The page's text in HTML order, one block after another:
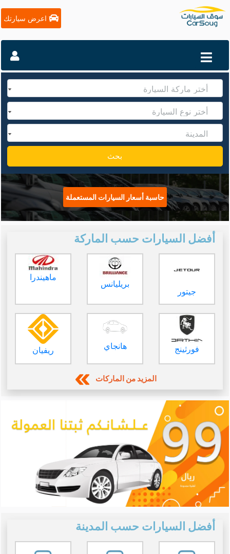
اعرض سيارتك
بحث
حاسبة أسعار السيارات المستعملة
أفضل السيارات حسب الماركة
جيتور
بريليانس
ماهيندرا
فورثينج هانجاي ريفيان
المزيد من الماركات
أفضل السيارات حسب المدينة